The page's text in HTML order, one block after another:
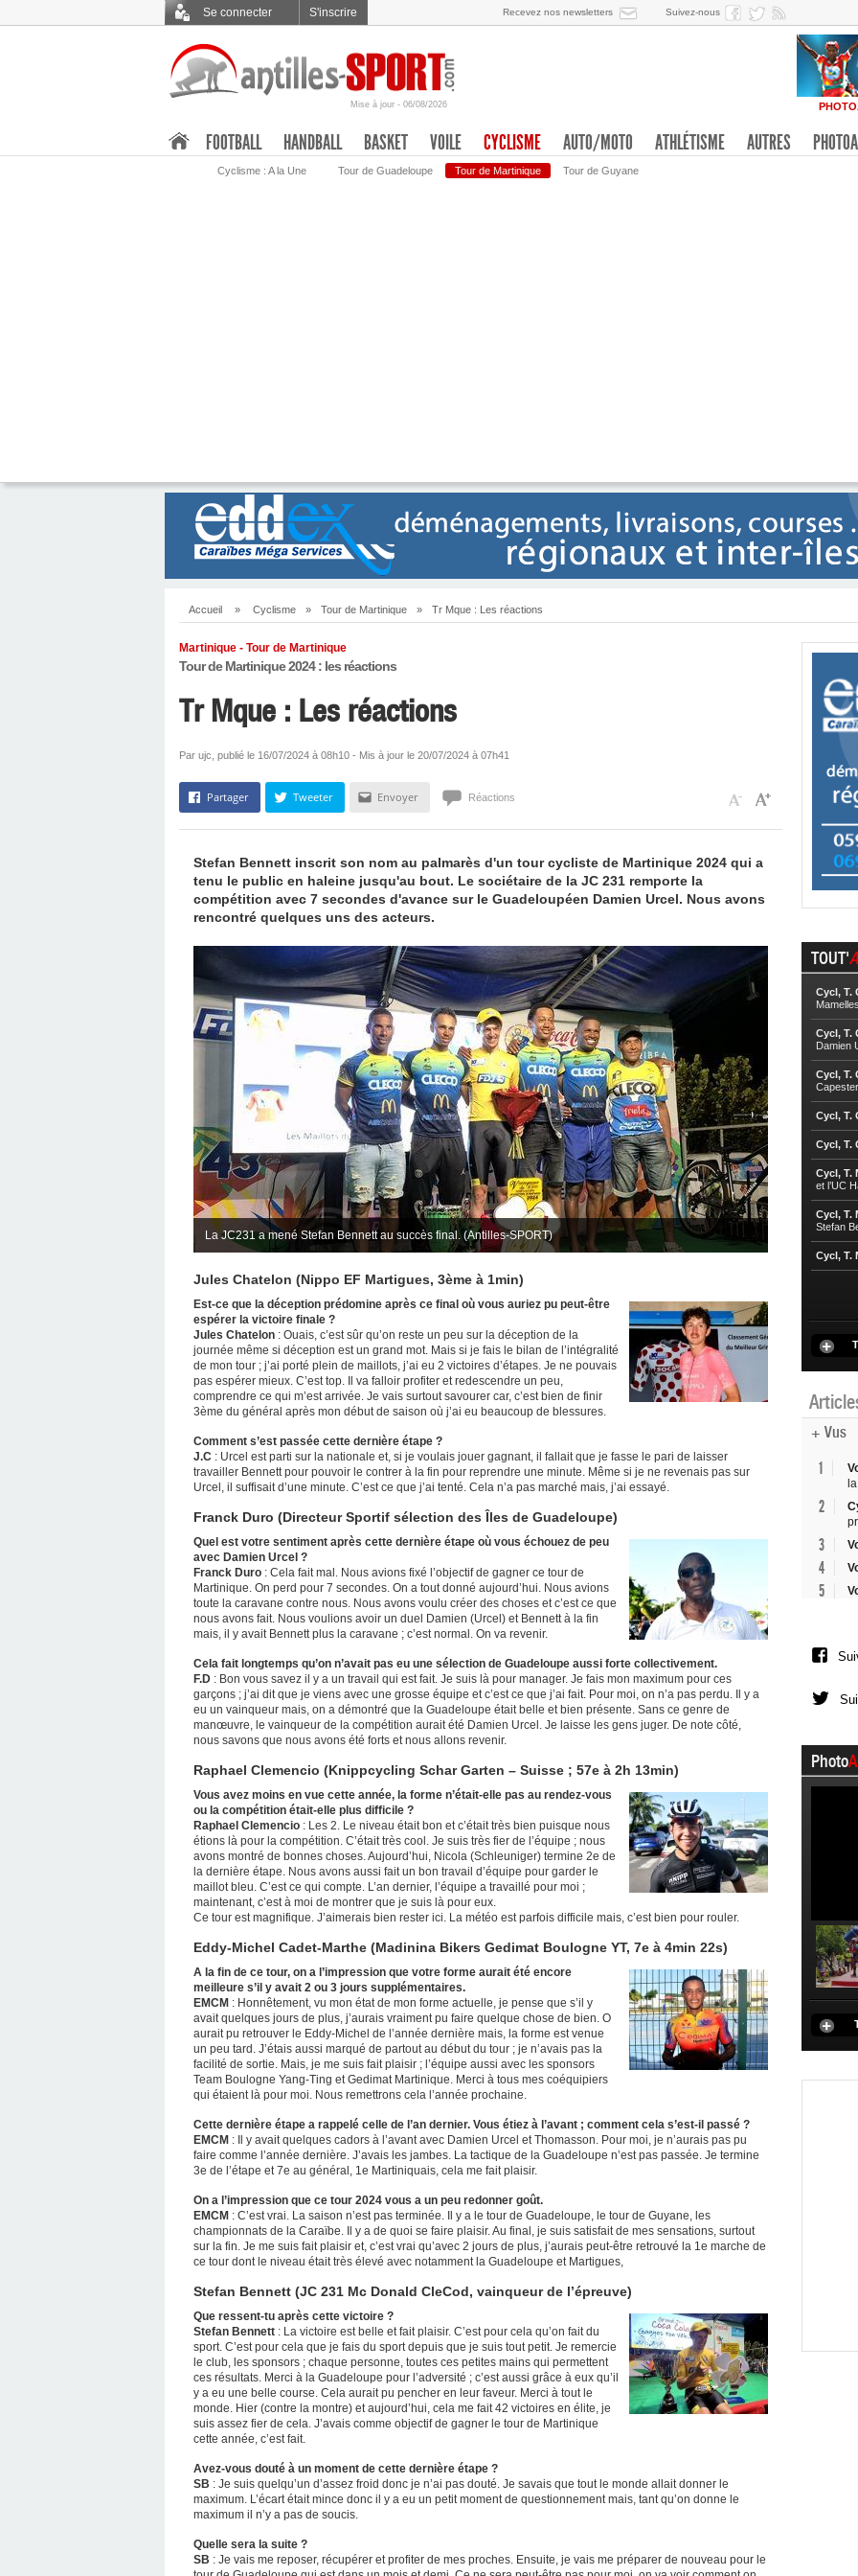
Se connecter S'inscrire Recevez nos newsletters Suivez-nous
Mise à jour - 06/08/2026
FOOTBALL HANDBALL BASKET VOILE CYCLISME
Cyclisme : A la Une Tour de Guadeloupe Tour de Martinique Tour de Guyane
AUTO/MOTO ATHLÉTISME AUTRES
Accueil » Cyclisme » Tour de Martinique » Tr Mque : Les réactions
Martinique - Tour de Martinique
Tour de Martinique 2024 : les réactions
Tr Mque : Les réactions
Par ujc, publié le 16/07/2024 à 08h10 - Mis à jour le 20/07/2024 à 07h41
Partager Tweeter Envoyer Réactions
Stefan Bennett inscrit son nom au palmarès d'un tour cycliste de Martinique 2024 qui a
tenu le public en haleine jusqu'au bout. Le sociétaire de la JC 231 remporte la
compétition avec 7 secondes d'avance sur le Guadeloupéen Damien Urcel. Nous avons
rencontré quelques uns des acteurs.
La JC231 a mené Stefan Bennett au succès final. (Antilles-SPORT)
Jules Chatelon (Nippo EF Martigues, 3ème à 1min)
Est-ce que la déception prédomine après ce final où vous auriez pu peut-être
espérer la victoire finale ?
Jules Chatelon : Ouais, c’est sûr qu’on reste un peu sur la déception de la
journée même si déception est un grand mot. Mais si je fais le bilan de l’intégralité
de mon tour ; j’ai porté plein de maillots, j’ai eu 2 victoires d’étapes. Je ne pouvais
pas espérer mieux. C’est top. Il va falloir profiter et redescendre un peu,
comprendre ce qui m’est arrivée. Je vais surtout savourer car, c’est bien de finir
3ème du général après mon début de saison où j’ai eu beaucoup de blessures.
Comment s’est passée cette dernière étape ?
J.C : Urcel est parti sur la nationale et, si je voulais jouer gagnant, il fallait que je fasse le pari de laisser
travailler Bennett pour pouvoir le contrer à la fin pour reprendre une minute. Même si je ne revenais pas sur
Urcel, il suffisait d’une minute. C’est ce que j’ai tenté. Cela n’a pas marché mais, j’ai essayé.
Franck Duro (Directeur Sportif sélection des Îles de Guadeloupe)
Quel est votre sentiment après cette dernière étape où vous échouez de peu
avec Damien Urcel ?
Franck Duro : Cela fait mal. Nous avions fixé l’objectif de gagner ce tour de
Martinique. On perd pour 7 secondes. On a tout donné aujourd’hui. Nous avions
toute la caravane contre nous. Nous avons voulu créer des choses et c’est ce que
nous avons fait. Nous voulions avoir un duel Damien (Urcel) et Bennett à la fin
mais, il y avait Bennett plus la caravane ; c’est normal. On va revenir.
Cela fait longtemps qu’on n’avait pas eu une sélection de Guadeloupe aussi forte collectivement.
F.D : Bon vous savez il y a un travail qui est fait. Je suis là pour manager. Je fais mon maximum pour ces
garçons ; j’ai dit que je viens avec une grosse équipe et c’est ce que j’ai fait. Pour moi, on n’a pas perdu. Il y a
eu un vainqueur mais, on a démontré que la Guadeloupe était belle et bien présente. Sans ce genre de
manœuvre, le vainqueur de la compétition aurait été Damien Urcel. Je laisse les gens juger. De note côté,
nous savons que nous avons été forts et nous allons revenir.
Raphael Clemencio (Knippcycling Schar Garten – Suisse ; 57e à 2h 13min)
Vous avez moins en vue cette année, la forme n’était-elle pas au rendez-vous
ou la compétition était-elle plus difficile ?
Raphael Clemencio : Les 2. Le niveau était bon et c’était très bien puisque nous
étions là pour la compétition. C’était très cool. Je suis très fier de l’équipe ; nous
avons montré de bonnes choses. Aujourd’hui, Nicola (Schleuniger) termine 2e de
la dernière étape. Nous avons aussi fait un bon travail d’équipe pour garder le
maillot bleu. C’est ce qui compte. L’an dernier, l’équipe a travaillé pour moi ;
maintenant, c’est à moi de montrer que je suis là pour eux.
Ce tour est magnifique. J’aimerais bien rester ici. La météo est parfois difficile mais, c’est bien pour rouler.
Eddy-Michel Cadet-Marthe (Madinina Bikers Gedimat Boulogne YT, 7e à 4min 22s)
A la fin de ce tour, on a l’impression que votre forme aurait été encore
meilleure s’il y avait 2 ou 3 jours supplémentaires.
EMCM : Honnêtement, vu mon état de mon forme actuelle, je pense que s’il y
avait quelques jours de plus, j’aurais vraiment pu faire quelque chose de bien. O
aurait pu retrouver le Eddy-Michel de l’année dernière mais, la forme est venue
un peu tard. J’étais aussi marqué de partout au début du tour ; je n’avais pas la
facilité de sortie. Mais, je me suis fait plaisir ; l’équipe aussi avec les sponsors
Team Boulogne Yang-Ting et Gedimat Martinique. Merci à tous mes coéquipiers
qui étaient là pour moi. Nous remettrons cela l’année prochaine.
Cette dernière étape a rappelé celle de l’an dernier. Vous étiez à l’avant ; comment cela s’est-il passé ?
EMCM : Il y avait quelques cadors à l’avant avec Damien Urcel et Thomasson. Pour moi, je n’aurais pas pu
faire comme l’année dernière. J’avais les jambes. La tactique de la Guadeloupe n’est pas passée. Je termine
3e de l’étape et 7e au général, 1e Martiniquais, cela me fait plaisir.
On a l’impression que ce tour 2024 vous a un peu redonner goût.
EMCM : C’est vrai. La saison n’est pas terminée. Il y a le tour de Guadeloupe, le tour de Guyane, les
championnats de la Caraïbe. Il y a de quoi se faire plaisir. Au final, je suis satisfait de mes sensations, surtout
sur la fin. Je me suis fait plaisir et, c’est vrai qu’avec 2 jours de plus, j’aurais peut-être retrouvé la 1e marche de
ce tour dont le niveau était très élevé avec notamment la Guadeloupe et Martigues,
Stefan Bennett (JC 231 Mc Donald CleCod, vainqueur de l’épreuve)
Que ressent-tu après cette victoire ?
Stefan Bennett : La victoire est belle et fait plaisir. C’est pour cela qu’on fait du
sport. C’est pour cela que je fais du sport depuis que je suis tout petit. Je remercie
le club, les sponsors ; chaque personne, toutes ces petites mains qui permettent
ces résultats. Merci à la Guadeloupe pour l’adversité ; c’est aussi grâce à eux qu’il
y a eu une belle course. Cela aurait pu pencher en leur faveur. Merci à tout le
monde. Hier (contre la montre) et aujourd’hui, cela me fait 42 victoires en élite, je
suis assez fier de cela. J’avais comme objectif de gagner le tour de Martinique
cette année, c’est fait.
Avez-vous douté à un moment de cette dernière étape ?
SB : Je suis quelqu’un d’assez froid donc je n’ai pas douté. Je savais que tout le monde allait donner le
maximum. L’écart était mince donc il y a eu un petit moment de questionnement mais, tant qu’on donne le
maximum il n’y a pas de soucis.
Quelle sera la suite ?
SB : Je vais me reposer, récupérer et profiter de mes proches. Ensuite, je vais me préparer de nouveau pour le
TOUT'
Cycl, T.
Mamelles
Cycl, T.
Damien
Cycl, T.
Cycl, T.
Cycl, T.
Cycl, T.
et l’UC
Cycl, T.
Stefan
Cycl, T.
+ Vus
1
2
3
4
5
Photo